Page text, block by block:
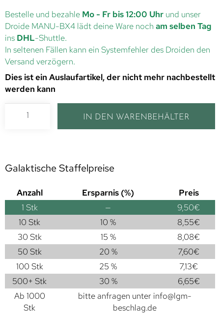
Bestelle und bezahle Mo - Fr bis 12:00 Uhr und unser
Droide MANU-BX4 lädt deine Ware noch am selben Tag
ins DHL-Shuttle.
In seltenen Fällen kann ein Systemfehler des Droiden den
Versand verzögern.
Dies ist ein Auslaufartikel, der nicht mehr nachbestellt
werden kann
IN DEN WARENBEHÄLTER
Galaktische Staffelpreise
Anzahl Ersparnis (%)
Preis
1 Stk — 9,50€
10 Stk
10 % 8,55€
30 Stk
15 % 8,08€
50 Stk
20 % 7,60€
100 Stk
25 % 7,13€
500+ Stk
30 % 6,65€
Ab 1000
Stk
bitte anfragen unter info@lgm-
beschlag.de